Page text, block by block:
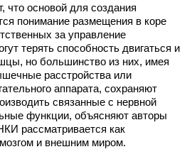
что основой для создания
понимание размещения в коре
за управление
терять способность двигаться и
но большинство из них, имея
расстройства или
аппарата, сохраняют
связанные с нервной
функции, объясняют авторы
рассматривается как
и внешним миром.